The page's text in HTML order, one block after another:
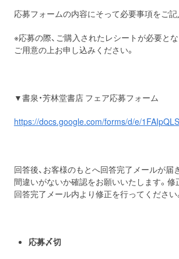
応募フォームの内容にそって必要事項をご記
※応募の際、ご購入されたレシートが必要と
ご用意の上お申し込みください。
▼書泉・芳林堂書店 フェア応募フォーム
https://docs.google.com/forms/d/e/
回答後、お客様のもとへ回答完了メールが届
間違いがないか確認をお願いいたします。修
回答完了メール内より修正を行ってください
応募〆切